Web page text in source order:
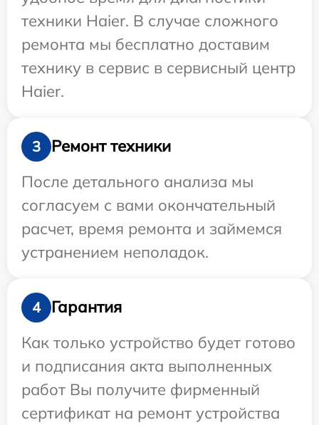
техники Haier. В случае сложного
ремонта мы бесплатно доставим
технику в сервис в сервисный центр
Haier.
3
Ремонт техники
После детального анализа мы
согласуем с вами окончательный
расчет, время ремонта и займемся
устранением неполадок.
4
Гарантия
Как только устройство будет готово
и подписания акта выполненных
работ Вы получите фирменный
сертификат на ремонт устройства